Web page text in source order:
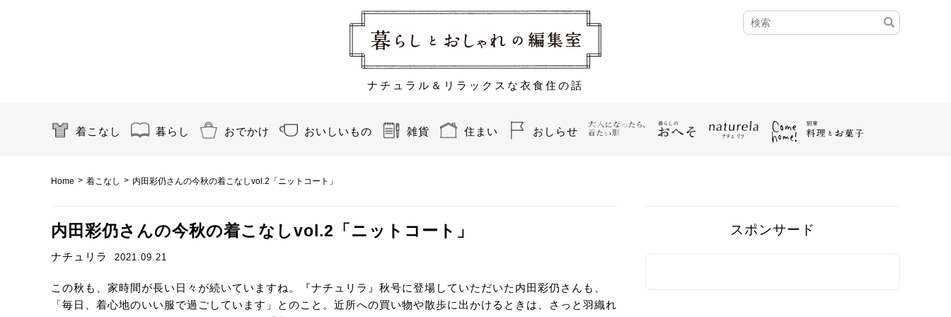
ナチュラル＆リラックスな衣食住の話
着こなし 暮らし おでかけ おいしいもの 雑貨 住まい おしらせ
Home > 着こなし > 内田彩仍さんの今秋の着こなしvol.2「ニットコート」
内田彩仍さんの今秋の着こなしvol.2「ニットコート」
ナチュリラ 2021.09.21
この秋も、家時間が長い日々が続いていますね。『ナチュリラ』秋号に登場していただいた内田彩仍さんも、
「毎日、着心地のいい服で過ごしています」とのこと。近所への買い物や散歩に出かけるときは、さっと羽織れ
スポンサード